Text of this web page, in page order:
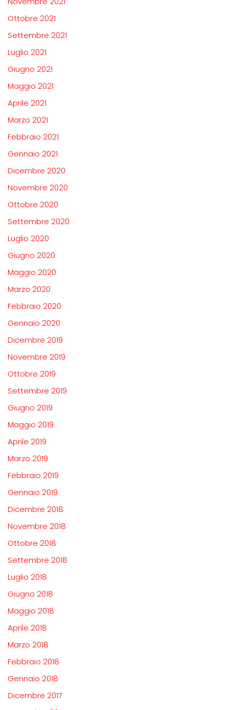
Ottobre 2021
Settembre 2021
Luglio 2021
Giugno 2021
Maggio 2021
Aprile 2021
Marzo 2021
Febbraio 2021
Gennaio 2021
Dicembre 2020
Novembre 2020
Ottobre 2020
Settembre 2020
Luglio 2020
Giugno 2020
Maggio 2020
Marzo 2020
Febbraio 2020
Gennaio 2020
Dicembre 2019
Novembre 2019
Ottobre 2019
Settembre 2019
Giugno 2019
Maggio 2019
Aprile 2019
Marzo 2019
Febbraio 2019
Gennaio 2019
Dicembre 2018
Novembre 2018
Ottobre 2018
Settembre 2018
Luglio 2018
Giugno 2018
Maggio 2018
Aprile 2018
Marzo 2018
Febbraio 2018
Gennaio 2018
Dicembre 2017